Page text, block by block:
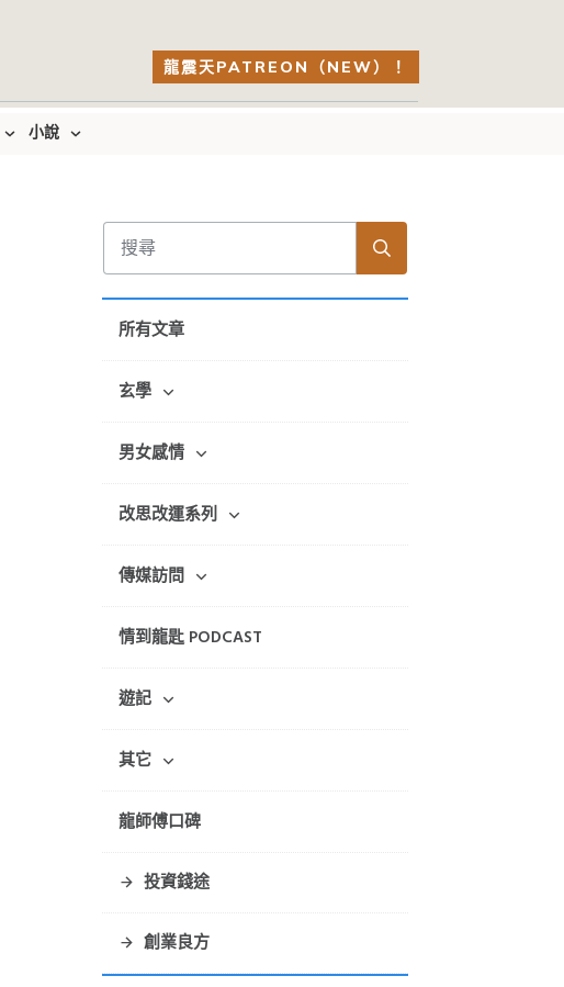
龍震天PATREON（NEW）！
小說
所有文章
玄學
男女感情
改思改運系列
傳媒訪問
情到龍匙 PODCAST
遊記
其它
龍師傅口碑
投資錢途
創業良方